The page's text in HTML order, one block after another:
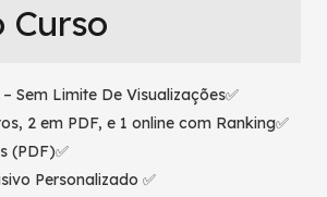
Curso
Sem Limite De Visualizações✅
2 em PDF, e 1 online com Ranking✅
(PDF)✅
Personalizado ✅